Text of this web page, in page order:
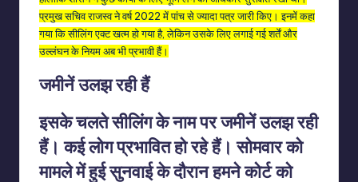
प्रमुख सचिव राजस्व ने वर्ष 2022 में पांच से ज्यादा पत्र जारी किए। इनमें कहा
गया कि सीलिंग एक्ट खत्म हो गया है, लेकिन उसके लिए लगाई गई शर्तें और
उल्लंघन के नियम अब भी प्रभावी हैं।
जमीनें उलझ रही हैं
इसके चलते सीलिंग के नाम पर जमीनें उलझ रही
हैं। कई लोग प्रभावित हो रहे हैं। सोमवार को
मामले में हुई सुनवाई के दौरान हमने कोर्ट को